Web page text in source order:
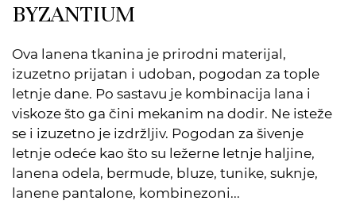
BYZANTIUM
Ova lanena tkanina je prirodni materijal,
izuzetno prijatan i udoban, pogodan za tople
letnje dane. Po sastavu je kombinacija lana i
viskoze što ga čini mekanim na dodir. Ne isteže
se i izuzetno je izdržljiv. Pogodan za šivenje
letnje odeće kao što su ležerne letnje haljine,
lanena odela, bermude, bluze, tunike, suknje,
lanene pantalone, kombinezoni...